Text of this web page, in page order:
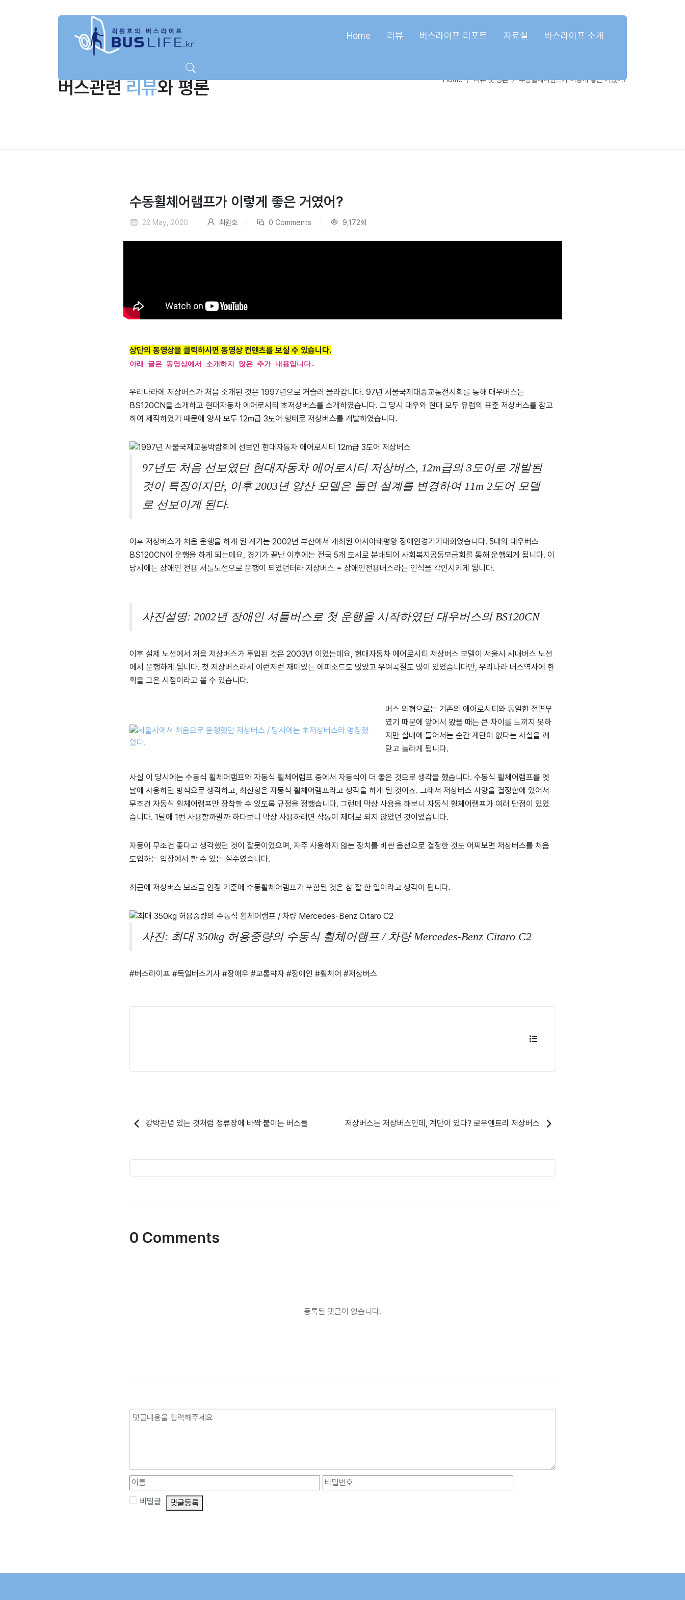
Home 리뷰 버스라이프 리포트 자료실 버스라이프 소개
버스관련리뷰와 평론 Home 리뷰 및 평론 수동휠체어램프가 이렇게 좋은 거였어?
수동휠체어램프가 이렇게 좋은 거였어?
22 May, 2020 최원호 0 Comments 9,172회
상단의 동영상을 클릭하시면 동영상 컨텐츠를 보실 수 있습니다.
아래 글은 동영상에서 소개하지 않은 추가 내용입니다.
우리나라에 저상버스가 처음 소개된 것은 1997년으로 거슬러 올라갑니다. 97년 서울국제대중교통전시회를 통해 대우버스는
BS120CN을 소개하고 현대자동차 에어로시티 초저상버스를 소개하였습니다. 그 당시 대우와 현대 모두 유럽의 표준 저상버스를 참고
하여 제작하였기 때문에 양사 모두 12m급 3도어 형태로 저상버스를 개발하였습니다.
97년도 처음 선보였던 현대자동차 에어로시티 저상버스, 12m급의 3도어로 개발된
것이 특징이지만, 이후 2003년 양산 모델은 돌연 설계를 변경하여 11m 2도어 모델
로 선보이게 된다.
이후 저상버스가 처음 운행을 하게 된 계기는 2002년 부산에서 개최된 아시아태평양 장애인경기기대회였습니다. 5대의 대우버스
BS120CN이 운행을 하게 되는데요, 경기가 끝난 이후에는 전국 5개 도시로 분배되어 사회복지공동모금회를 통해 운행되게 됩니다. 이
당시에는 장애인 전용 셔틀노선으로 운행이 되었던터라 저상버스 = 장애인전용버스라는 인식을 각인시키게 됩니다.
사진설명: 2002년 장애인 셔틀버스로 첫 운행을 시작하였던 대우버스의 BS120CN
이후 실제 노선에서 처음 저상버스가 투입된 것은 2003년 이었는데요, 현대자동차 에어로시티 저상버스 모델이 서울시 시내버스 노선
에서 운행하게 됩니다. 첫 저상버스라서 이런저런 재미있는 에피소드도 많았고 우여곡절도 많이 있었습니다만, 우리나라 버스역사에 한
획을 그은 시점이라고 볼 수 있습니다.
버스 외형으로는 기존의 에어로시티와 동일한 전면부
였기 때문에 앞에서 봤을 때는 큰 차이를 느끼지 못하
지만 실내에 들어서는 순간 계단이 없다는 사실을 깨
닫고 놀라게 됩니다.
사실 이 당시에는 수동식 휠체어램프와 자동식 휠체어램프 중에서 자동식이 더 좋은 것으로 생각을 했습니다. 수동식 휠체어램프를 옛
날에 사용하던 방식으로 생각하고, 최신형은 자동식 휠체어램프라고 생각을 하게 된 것이죠. 그래서 저상버스 사양을 결정함에 있어서
무조건 자동식 휠체어램프만 장착할 수 있도록 규정을 정했습니다. 그런데 막상 사용을 해보니 자동식 휠체어램프가 여러 단점이 있었
습니다. 1달에 1번 사용할까말까 하다보니 막상 사용하려면 작동이 제대로 되지 않았던 것이었습니다.
자동이 무조건 좋다고 생각했던 것이 잘못이었으며, 자주 사용하지 않는 장치를 비싼 옵션으로 결정한 것도 어찌보면 저상버스를 처음
도입하는 입장에서 할 수 있는 실수였습니다.
최근에 저상버스 보조금 인정 기준에 수동휠체어램프가 포함된 것은 참 잘 한 일이라고 생각이 됩니다.
사진: 최대 350kg 허용중량의 수동식 휠체어램프 / 차량 Mercedes-Benz Citaro C2
#버스라이프​ #독일버스기사​ #장애우​ #교통약자​ #장애인​ #휠체어​ #저상버스
강박관념 있는 것처럼 정류장에 바짝 붙이는 버스들 저상버스는 저상버스인데, 계단이 있다? 로우엔트리 저상버스
0 Comments
등록된 댓글이 없습니다.
비밀글 댓글등록